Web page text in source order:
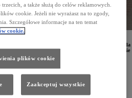
przez salon Toyota Bielany. Głównymi powodami, dla
jest oszczędny napęd hybrydowy, kompaktowe nadwozie
jazdę w rozmaitych warunkach drogowych.
Cross z napędem hybrydowym 1.5 o mocy 116 KM, które
kraju. Auta te oferują wygodny środek transportu
od 4,4 l/100 km. 220 crossoverów w wesji Comfort
do telefonów, system multimedialny obsługujący Apple
Toyota Safety Sense, system wykrywania przeszkód
czujniki parkowania z przodu i z tyłu.
trzecich, a także służą do celów reklamowych.
cookie. Jeżeli nie wyrażasz na to zgody,
Szczegółowe informacje na ten temat
cookie.
plików cookie
Zaakceptuj wszystkie